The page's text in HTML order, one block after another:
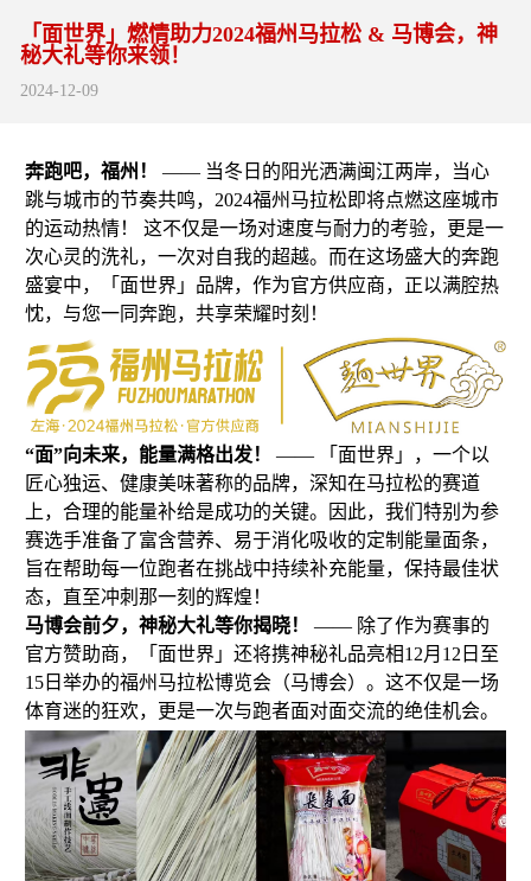
「面世界」燃情助力2024福州马拉松 & 马博会，神
秘大礼等你来领！
2024-12-09
奔跑吧，福州！
—— 当冬日的阳光洒满闽江两岸，当心
跳与城市的节奏共鸣，2024福州马拉松即将点燃这座城市
的运动热情！ 这不仅是一场对速度与耐力的考验，更是一
次心灵的洗礼，一次对自我的超越。而在这场盛大的奔跑
盛宴中，「面世界」品牌，作为官方供应商，正以满腔热
忱，与您一同奔跑，共享荣耀时刻！
“面”向未来，能量满格出发！
—— 「面世界」，一个以
匠心独运、健康美味著称的品牌，深知在马拉松的赛道
上，合理的能量补给是成功的关键。因此，我们特别为参
赛选手准备了富含营养、易于消化吸收的定制能量面条，
旨在帮助每一位跑者在挑战中持续补充能量，保持最佳状
态，直至冲刺那一刻的辉煌！
马博会前夕，神秘大礼等你揭晓！
—— 除了作为赛事的
官方赞助商，「面世界」还将携神秘礼品亮相12月12日至
15日举办的福州马拉松博览会（马博会）。这不仅是一场
体育迷的狂欢，更是一次与跑者面对面交流的绝佳机会。